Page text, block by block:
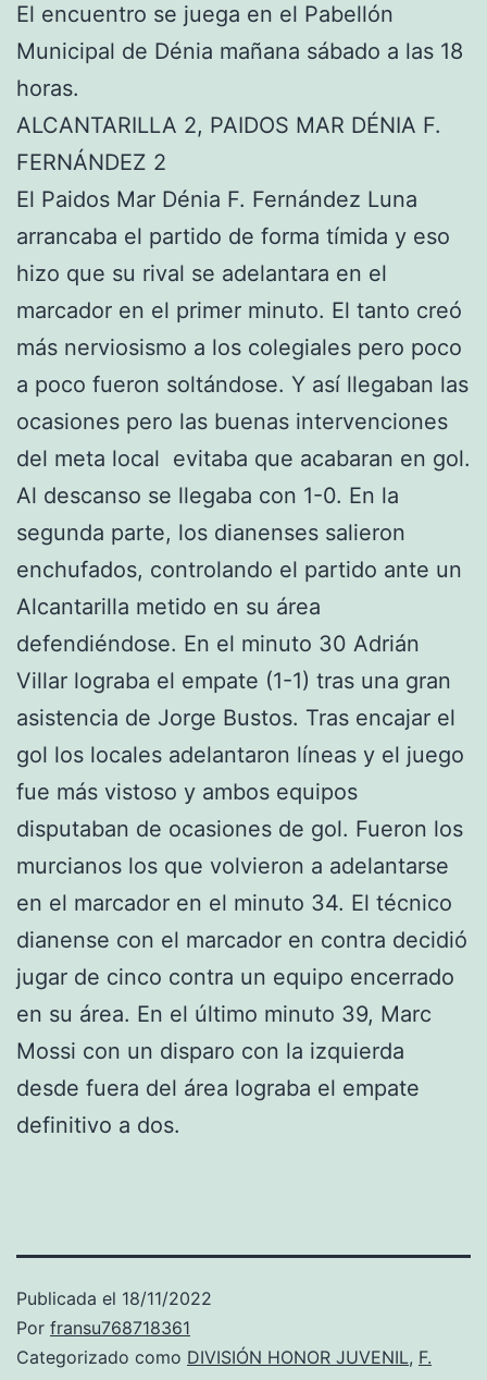
El encuentro se juega en el Pabellón
Municipal de Dénia mañana sábado a las 18
horas.
ALCANTARILLA 2, PAIDOS MAR DÉNIA F.
FERNÁNDEZ 2
El Paidos Mar Dénia F. Fernández Luna
arrancaba el partido de forma tímida y eso
hizo que su rival se adelantara en el
marcador en el primer minuto. El tanto creó
más nerviosismo a los colegiales pero poco
a poco fueron soltándose. Y así llegaban las
ocasiones pero las buenas intervenciones
del meta local evitaba que acabaran en gol.
Al descanso se llegaba con 1-0. En la
segunda parte, los dianenses salieron
enchufados, controlando el partido ante un
Alcantarilla metido en su área
defendiéndose. En el minuto 30 Adrián
Villar lograba el empate (1-1) tras una gran
asistencia de Jorge Bustos. Tras encajar el
gol los locales adelantaron líneas y el juego
fue más vistoso y ambos equipos
disputaban de ocasiones de gol. Fueron los
murcianos los que volvieron a adelantarse
en el marcador en el minuto 34. El técnico
dianense con el marcador en contra decidió
jugar de cinco contra un equipo encerrado
en su área. En el último minuto 39, Marc
Mossi con un disparo con la izquierda
desde fuera del área lograba el empate
definitivo a dos.
Publicada el 18/11/2022
Por fransu768718361
Categorizado como DIVISIÓN HONOR JUVENIL, F.